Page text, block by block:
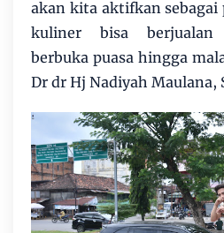
akan kita aktifkan sebagai
kuliner bisa berjualan
berbuka puasa hingga
Dr dr Hj Nadiyah Maulana,